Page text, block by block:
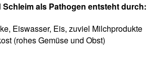
als Pathogen entsteht durch:
Eiswasser, Eis, zuviel Milchprodukte
(rohes Gemüse und Obst)